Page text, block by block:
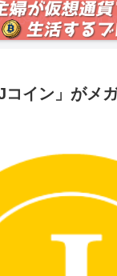
初心者必見
コイン」がメ